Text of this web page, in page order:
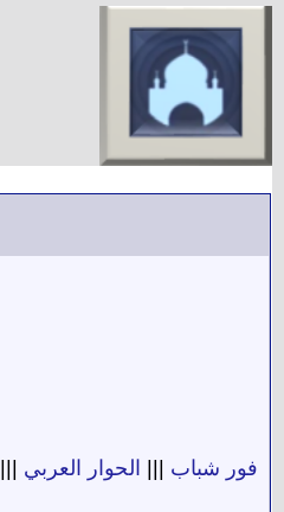
فور شباب الحوار العربي